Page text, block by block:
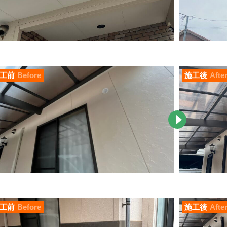
前 Before 施工後 After
前 Before 施工後 After